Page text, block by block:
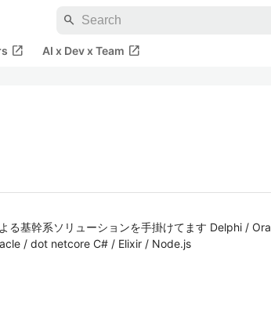
search
open_in_new AI x Dev x Team open_in_new
る基幹系ソリューションを手掛けてます Delphi / Ora
/ dot netcore C# / Elixir / Node.js